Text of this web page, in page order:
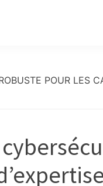
POUR LES